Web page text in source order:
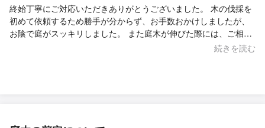
終始丁寧にご対応いただきありがとうございました。 木の伐採を
初めて依頼するため勝手が分からず、お手数おかけしましたが、
お陰で庭がスッキリしました。 また庭木が伸びた際には、ご相談
させていただくかと思います。改めてありがとうございました。
続きを読む